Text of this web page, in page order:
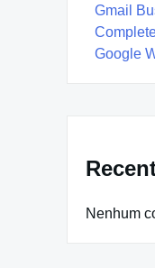
Gmail
Google
Nenhum